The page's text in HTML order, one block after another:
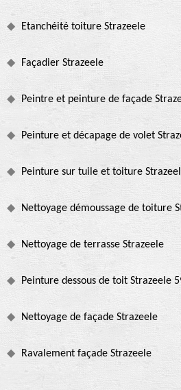
Etanchéité toiture Strazeele
Façadier Strazeele
Peintre et peinture de façade
Peinture et décapage de volet
Peinture sur tuile et toiture
Nettoyage démoussage de toiture
Nettoyage de terrasse Strazeele
Peinture dessous de toit Strazeele
Nettoyage de façade Strazeele
Ravalement façade Strazeele